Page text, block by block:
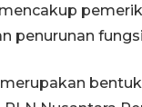
penurunan